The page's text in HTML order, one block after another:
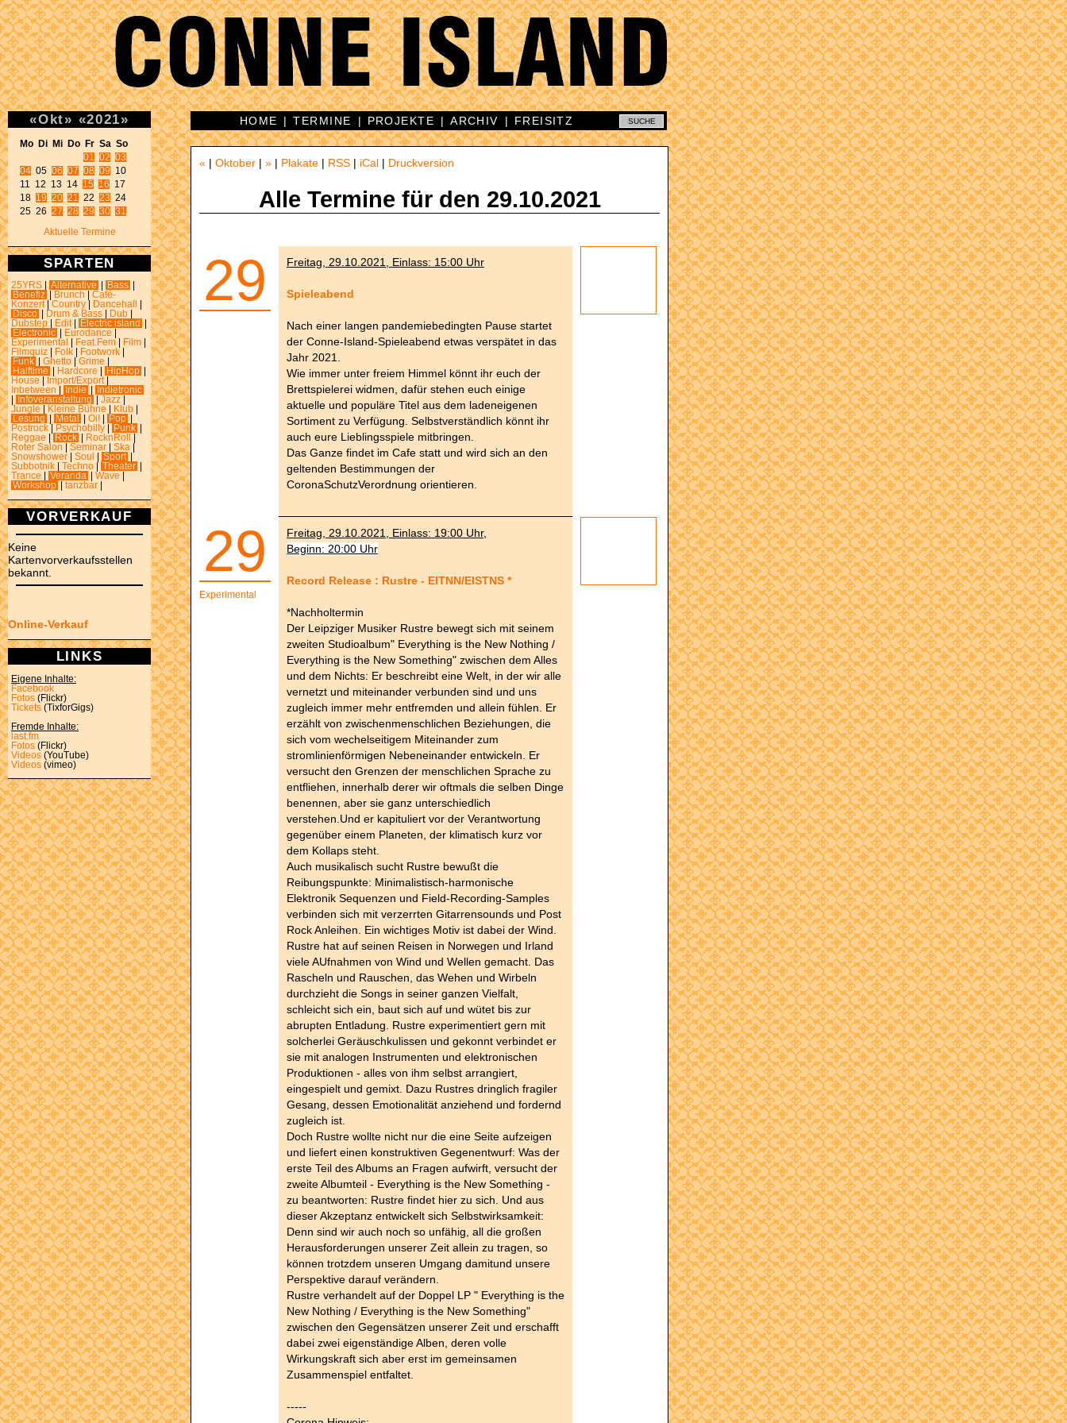
«Okt» «2021»
Mo Di Mi Do Fr Sa So
01
02 03
04 05 06 07 08 09 10
11 12 13 14 15 16 17
18 19 20 21 22 23 24
25 26 27 28 29 30 31
Aktuelle Termine
SPARTEN
25YRS Alternative Bass
Benefiz
Brunch
Café-
Konzert
Country Dancehall
Disco
Drum & Bass Dub
Dubstep
Edit Electric island
Electronic
Eurodance
Experimental
Feat.Fem Film
Filmquiz
Folk Footwork
Funk
Ghetto Grime
Halftime
Hardcore HipHop
House
Import/Export
Inbetween
Indie
Indietronic
Infoveranstaltung Jazz
Jungle
Kleine Bühne Klub
Lesung
Metal Oi! Pop
Postrock
Psychobilly Punk
Reggae
Rock RocknRoll
Roter Salon
Seminar Ska
Snowshower
Soul Sport
Subbotnik
Techno Theater
Trance
Veranda Wave
Workshop
tanzbar
VORVERKAUF
Keine
Kartenvorverkaufsstellen
bekannt.
Online-Verkauf
LINKS
Eigene Inhalte:
Facebook
Fotos (Flickr)
Tickets (TixforGigs)
Fremde Inhalte:
last.fm
Fotos (Flickr)
Videos (YouTube)
Videos (vimeo)
HOME |TERMINE | PROJEKTE |ARCHIV | FREISITZ
« | Oktober | » | Plakate | RSS | iCal | Druckversion
Alle Termine für den 29.10.2021
29 Freitag, 29.10.2021, Einlass: 15:00 Uhr
Spieleabend
Nach einer langen pandemiebedingten Pause startet
der Conne-Island-Spieleabend etwas verspätet in das
Jahr 2021.
Wie immer unter freiem Himmel könnt ihr euch der
Brettspielerei widmen, dafür stehen euch einige
aktuelle und populäre Titel aus dem ladeneigenen
Sortiment zu Verfügung. Selbstverständlich könnt ihr
auch eure Lieblingsspiele mitbringen.
Das Ganze findet im Cafe statt und wird sich an den
geltenden Bestimmungen der
CoronaSchutzVerordnung orientieren.
29
Experimental
Freitag, 29.10.2021, Einlass: 19:00 Uhr,
Beginn: 20:00 Uhr
Record Release : Rustre - EITNN/EISTNS *
*Nachholtermin
Der Leipziger Musiker Rustre bewegt sich mit seinem
zweiten Studioalbum" Everything is the New Nothing /
Everything is the New Something" zwischen dem Alles
und dem Nichts: Er beschreibt eine Welt, in der wir alle
vernetzt und miteinander verbunden sind und uns
zugleich immer mehr entfremden und allein fühlen. Er
erzählt von zwischenmenschlichen Beziehungen, die
sich vom wechelseitigem Miteinander zum
stromlinienförmigen Nebeneinander entwickeln. Er
versucht den Grenzen der menschlichen Sprache zu
entfliehen, innerhalb derer wir oftmals die selben Dinge
benennen, aber sie ganz unterschiedlich
verstehen.Und er kapituliert vor der Verantwortung
gegenüber einem Planeten, der klimatisch kurz vor
dem Kollaps steht.
Auch musikalisch sucht Rustre bewußt die
Reibungspunkte: Minimalistisch-harmonische
Elektronik Sequenzen und Field-Recording-Samples
verbinden sich mit verzerrten Gitarrensounds und Post
Rock Anleihen. Ein wichtiges Motiv ist dabei der Wind.
Rustre hat auf seinen Reisen in Norwegen und Irland
viele AUfnahmen von Wind und Wellen gemacht. Das
Rascheln und Rauschen, das Wehen und Wirbeln
durchzieht die Songs in seiner ganzen Vielfalt,
schleicht sich ein, baut sich auf und wütet bis zur
abrupten Entladung. Rustre experimentiert gern mit
solcherlei Geräuschkulissen und gekonnt verbindet er
sie mit analogen Instrumenten und elektronischen
Produktionen - alles von ihm selbst arrangiert,
eingespielt und gemixt. Dazu Rustres dringlich fragiler
Gesang, dessen Emotionalität anziehend und fordernd
zugleich ist.
Doch Rustre wollte nicht nur die eine Seite aufzeigen
und liefert einen konstruktiven Gegenentwurf: Was der
erste Teil des Albums an Fragen aufwirft, versucht der
zweite Albumteil - Everything is the New Something -
zu beantworten: Rustre findet hier zu sich. Und aus
dieser Akzeptanz entwickelt sich Selbstwirksamkeit:
Denn sind wir auch noch so unfähig, all die großen
Herausforderungen unserer Zeit allein zu tragen, so
können trotzdem unseren Umgang damitund unsere
Perspektive darauf verändern.
Rustre verhandelt auf der Doppel LP " Everything is the
New Nothing / Everything is the New Something"
zwischen den Gegensätzen unserer Zeit und erschafft
dabei zwei eigenständige Alben, deren volle
Wirkungskraft sich aber erst im gemeinsamen
Zusammenspiel entfaltet.
-----